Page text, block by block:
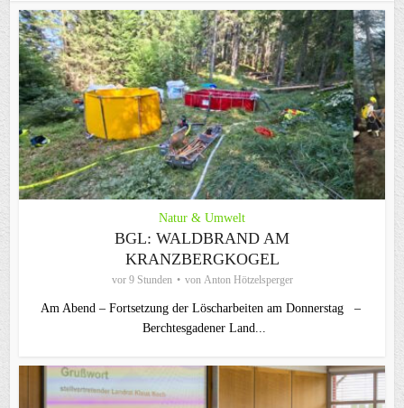
Natur & Umwelt
BGL: WALDBRAND AM
KRANZBERGKOGEL
vor 9 Stunden von Anton Hötzelsperger
Am Abend – Fortsetzung der Löscharbeiten am Donnerstag –
Berchtesgadener Land...